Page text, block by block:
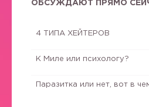
ОБСУЖДАЮТ ПРЯМО
4 ТИПА ХЕЙТЕРОВ
К Миле или психологу?
Паразитка или нет, вот в